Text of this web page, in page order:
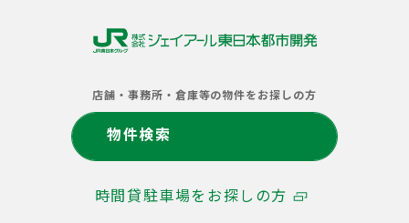
会
社
ェ
ア
店舗・事務所・倉庫等の物件をお探しの方
物件検索
時間貸駐車場をお探しの方